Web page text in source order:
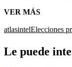
VER MÁS
atlasintelElecciones
Le puede